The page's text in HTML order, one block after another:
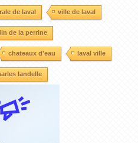
de laval ville de laval
de la perrine
chateaux d'eau laval ville
landelle